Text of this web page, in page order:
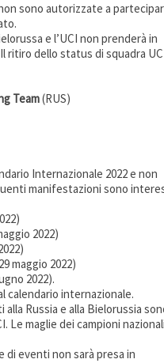
sono autorizzate a
e l’UCI non prenderà in
ritiro dello status di squadra
Team(RUS)
Internazionale 2022 e non
manifestazioni sono
2022)
maggio 2022)
2022).
calendario internazionale.
Russia e alla Bielorussia
maglie dei campioni
di eventi non sarà presa in